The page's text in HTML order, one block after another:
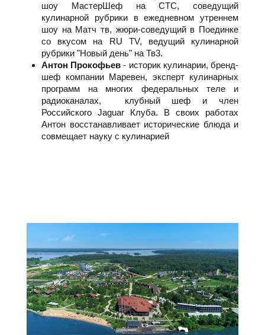
шоу МастерШеф на СТС, соведущий
кулинарной рубрики в ежедневном утреннем
шоу на Матч тв, жюри-соведущий в Поединке
со вкусом на RU TV, ведущий кулинарной
рубрики "Новый день" на Тв3.
Антон Прокофьев - историк кулинарии, бренд-
шеф компании Маревен, эксперт кулинарных
программ на многих федеральных теле и
радиоканалах, клубный шеф и член
Российского Jaguar Клуба. В своих работах
Антон восстанавливает исторические блюда и
совмещает науку с кулинарией